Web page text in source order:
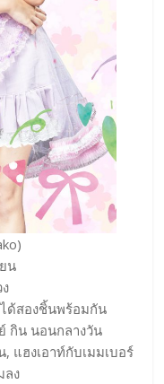
น
ด้สองชิ้นพร้อมกัน
กิน นอนกลางวัน
แฮงเอาท์กับเมมเบอร์
ลง